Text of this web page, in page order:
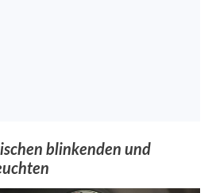
blinkenden und